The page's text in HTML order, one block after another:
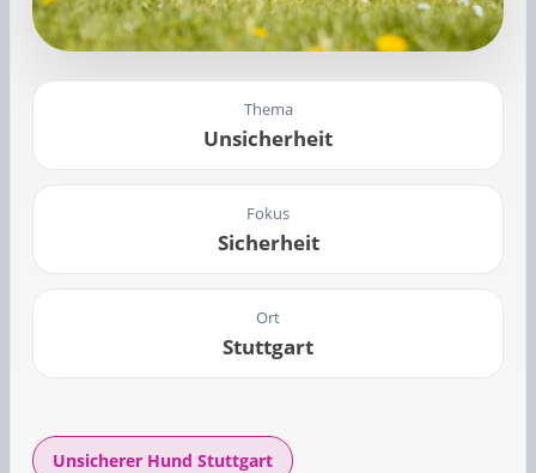
Thema
Unsicherheit
Fokus
Sicherheit
Ort
Stuttgart
Unsicherer Hund Stuttgart